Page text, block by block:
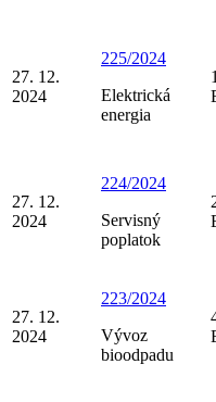
27. 12.
2024
225/2024
Elektrická
energia
27. 12.
2024
224/2024
Servisný
poplatok
27. 12.
2024
223/2024
Vývoz
bioodpadu